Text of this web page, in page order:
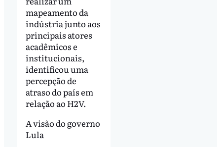
mapeamento da
indústria junto aos
principais atores
acadêmicos e
institucionais,
identificou uma
percepção de
atraso do país em
relação ao H2V.
A visão do governo
Lula